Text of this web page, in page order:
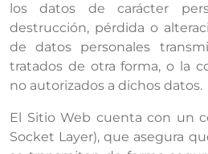
los datos de carácter
destrucción, pérdida o
de datos personales
tratados de otra forma, o la
no autorizados a dichos datos.
El Sitio Web cuenta con un
Socket Layer), que asegura